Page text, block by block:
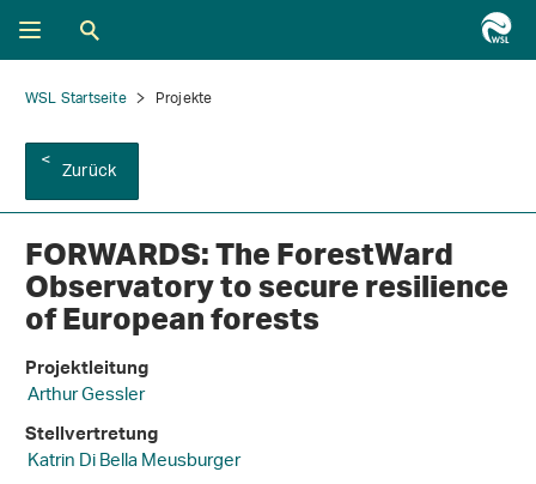
WSL Startseite Projekte
Zurück
FORWARDS: The ForestWard
Observatory to secure resilience
of European forests
Projektleitung
Arthur Gessler
Stellvertretung
Katrin Di Bella Meusburger